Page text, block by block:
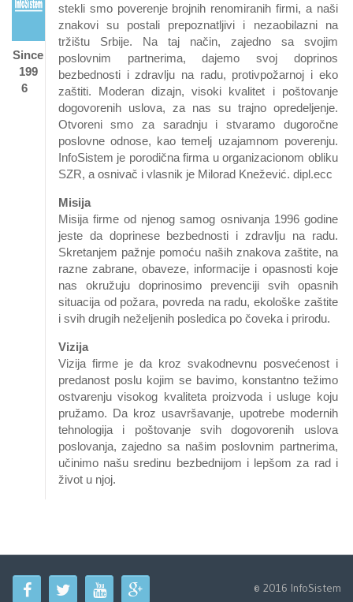
Since
199
6
stekli smo poverenje brojnih renomiranih firmi, a naši
znakovi su postali prepoznatljivi i nezaobilazni na
tržištu Srbije. Na taj način, zajedno sa svojim
poslovnim partnerima, dajemo svoj doprinos
bezbednosti i zdravlju na radu, protivpožarnoj i eko
zaštiti. Moderan dizajn, visoki kvalitet i poštovanje
dogovorenih uslova, za nas su trajno opredeljenje.
Otvoreni smo za saradnju i stvaramo dugoročne
poslovne odnose, kao temelj uzajamnom poverenju.
InfoSistem je porodična firma u organizacionom obliku
SZR, a osnivač i vlasnik je Milorad Knežević. dipl.ecc
Misija
Misija firme od njenog samog osnivanja 1996 godine
jeste da doprinese bezbednosti i zdravlju na radu.
Skretanjem pažnje pomoću naših znakova zaštite, na
razne zabrane, obaveze, informacije i opasnosti koje
nas okružuju doprinosimo prevenciji svih opasnih
situacija od požara, povreda na radu, ekološke zaštite
i svih drugih neželjenih posledica po čoveka i prirodu.
Vizija
Vizija firme je da kroz svakodnevnu posvećenost i
predanost poslu kojim se bavimo, konstantno težimo
ostvarenju visokog kvaliteta proizvoda i usluge koju
pružamo. Da kroz usavršavanje, upotrebe modernih
tehnologija i poštovanje svih dogovorenih uslova
poslovanja, zajedno sa našim poslovnim partnerima,
učinimo našu sredinu bezbednijom i lepšom za rad i
život u njoj.
© 2016 InfoSistem